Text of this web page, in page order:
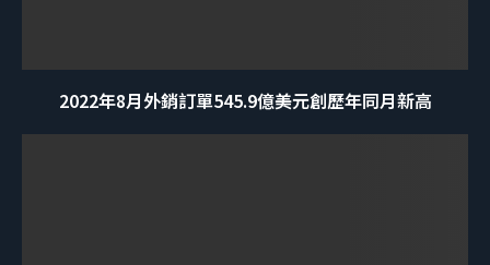
2022年8月外銷訂單545.9億美元創歷年同月新高